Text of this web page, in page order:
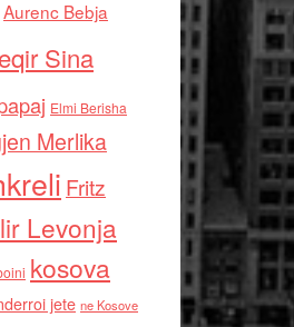
Aurenc Bebja
Sina
Elmi Berisha
Merlika
Fritz
Levonja
kosova
jete ne Kosove